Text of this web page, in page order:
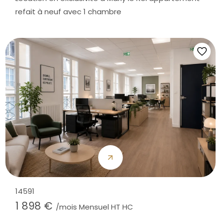
refait à neuf avec 1 chambre
14591
1 898 € /mois Mensuel HT HC